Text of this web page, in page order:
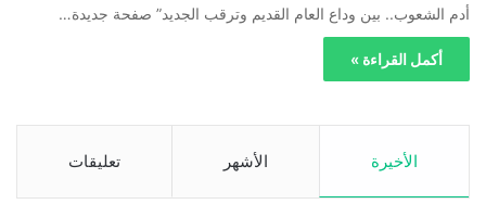
أدم الشعوب.. بين وداع العام القديم وترقب الجديد” صفحة جديدة…
أكمل القراءة »
الأخيرة الأشهر تعليقات